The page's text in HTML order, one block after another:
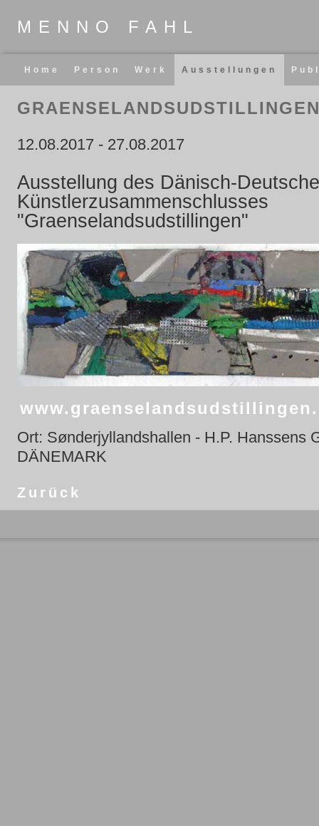
MENNO FAHL
Navigation
überspringen
Home Person Werk Ausstellungen
12.08.2017 - 27.08.2017
Ausstellung des Dänisch-
Künstlerzusammenschlusses
"Graenselandsudstillingen"
Ort: Sønderjyllandshallen - H.P. Hanssens
DÄNEMARK
Zurück